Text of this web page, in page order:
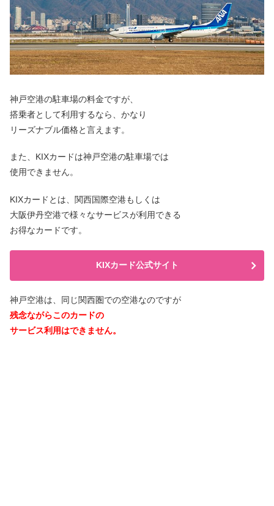
神戸空港の駐車場の料金ですが、
搭乗者として利用するなら、かなり
リーズナブル価格と言えます。
また、KIXカードは神戸空港の駐車場では
使用できません。
KIXカードとは、関西国際空港もしくは
大阪伊丹空港で様々なサービスが利用できる
お得なカードです。
KIXカード公式サイト
神戸空港は、同じ関西圏での空港なのですが
残念ながらこのカードの
サービス利用はできません。